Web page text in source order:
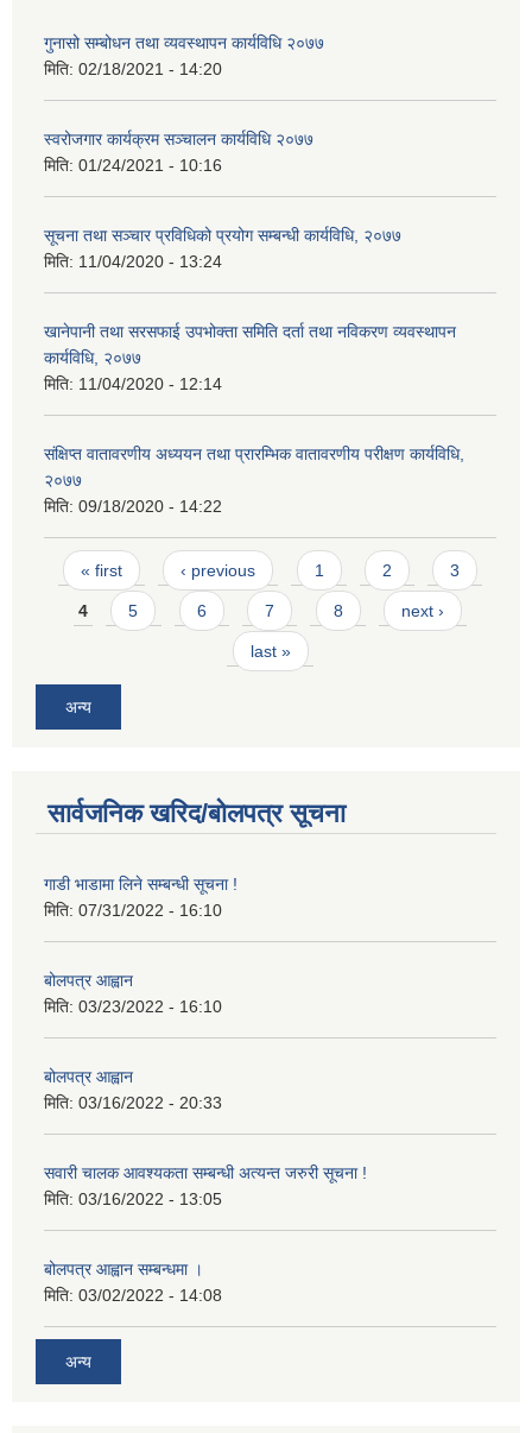
गुनासो सम्बोधन तथा व्यवस्थापन कार्यविधि २०७७
मिति: 02/18/2021 - 14:20
स्वरोजगार कार्यक्रम सञ्चालन कार्यविधि २०७७
मिति: 01/24/2021 - 10:16
सूचना तथा सञ्चार प्रविधिको प्रयोग सम्बन्धी कार्यविधि, २०७७
मिति: 11/04/2020 - 13:24
खानेपानी तथा सरसफाई उपभोक्ता समिति दर्ता तथा नविकरण व्यवस्थापन
कार्यविधि, २०७७
मिति: 11/04/2020 - 12:14
संक्षिप्त वातावरणीय अध्ययन तथा प्रारम्भिक वातावरणीय परीक्षण कार्यविधि,
२०७७
मिति: 09/18/2020 - 14:22
Pages
« first ‹ previous 1 2 3
4 5 6 7 8 next ›
last »
अन्य
सार्वजनिक खरिद/बोलपत्र सूचना
गाडी भाडामा लिने सम्बन्धी सूचना !
मिति: 07/31/2022 - 16:10
बोलपत्र आह्वान
मिति: 03/23/2022 - 16:10
बोलपत्र आह्वान
मिति: 03/16/2022 - 20:33
सवारी चालक आवश्यकता सम्बन्धी अत्यन्त जरुरी सूचना !
मिति: 03/16/2022 - 13:05
बोलपत्र आह्वान सम्बन्धमा ।
मिति: 03/02/2022 - 14:08
अन्य